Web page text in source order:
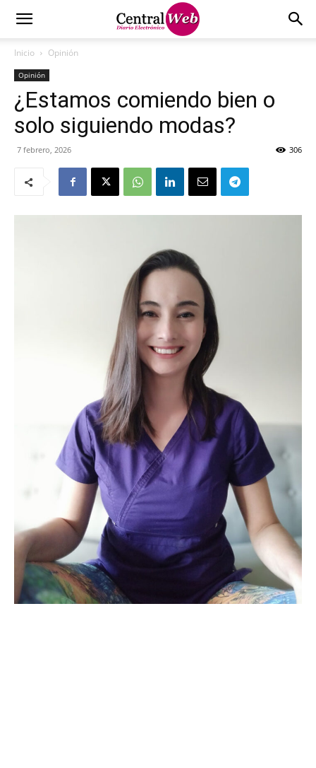
Inicio Opinión
Opinión
¿Estamos comiendo bien o
solo siguiendo modas?
7 febrero, 2026 306